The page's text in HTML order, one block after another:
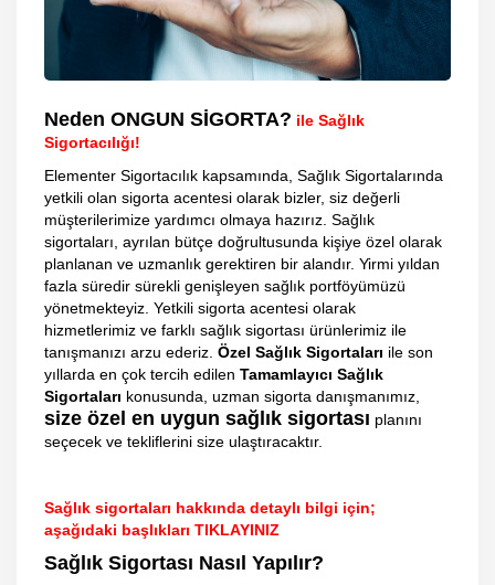
Neden ONGUN SİGORTA? ile Sağlık
Sigortacılığı!
Elementer Sigortacılık kapsamında, Sağlık Sigortalarında
yetkili olan sigorta acentesi olarak bizler, siz değerli
müşterilerimize yardımcı olmaya hazırız. Sağlık
sigortaları, ayrılan bütçe doğrultusunda kişiye özel olarak
planlanan ve uzmanlık gerektiren bir alandır. Yirmi yıldan
fazla süredir sürekli genişleyen sağlık portföyümüzü
yönetmekteyiz. Yetkili sigorta acentesi olarak
hizmetlerimiz ve farklı sağlık sigortası ürünlerimiz ile
tanışmanızı arzu ederiz. Özel Sağlık Sigortaları ile son
yıllarda en çok tercih edilen Tamamlayıcı Sağlık
Sigortaları konusunda, uzman sigorta danışmanımız,
size özel en uygun sağlık sigortası planını
seçecek ve tekliflerini size ulaştıracaktır.
Sağlık sigortaları hakkında detaylı bilgi için;
aşağıdaki başlıkları TIKLAYINIZ
Sağlık Sigortası Nasıl Yapılır?